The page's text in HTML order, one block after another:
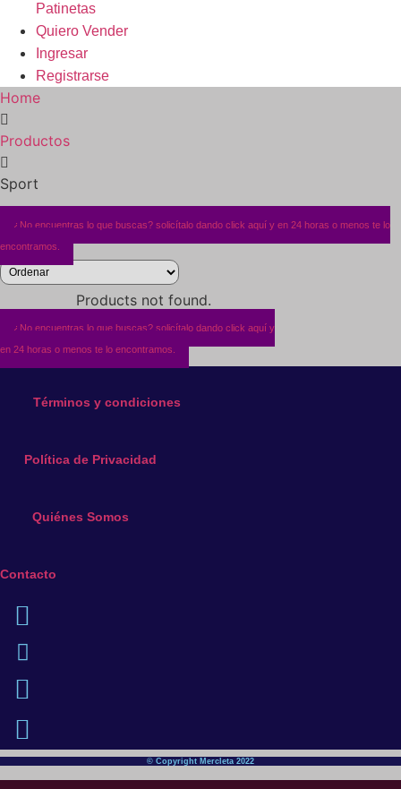
Patinetas
Quiero Vender
Ingresar
Registrarse
Home
Productos
Sport
¿No encuentras lo que buscas? solicítalo dando click aquí y en 24 horas o menos te lo
encontramos.
Products not found.
¿No encuentras lo que buscas? solicítalo dando click aquí y
en 24 horas o menos te lo encontramos.
Términos y condiciones
Política de Privacidad
Quiénes Somos
Contacto
© Copyright Mercleta 2022